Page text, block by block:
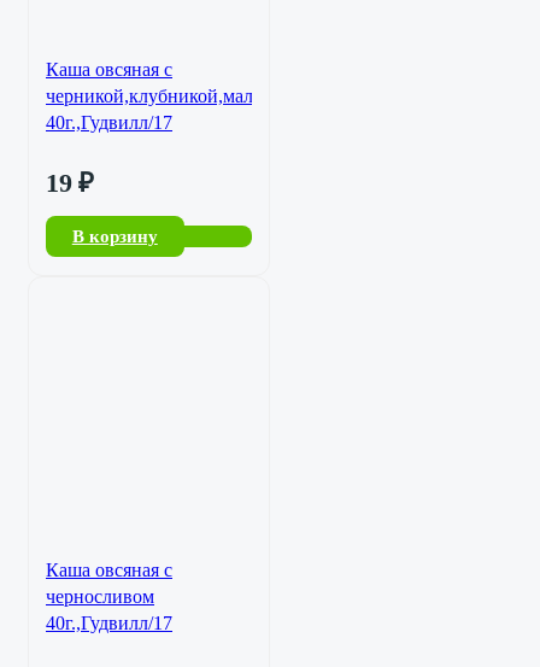
Каша овсяная с
черникой,клубникой,малиной
40г.,Гудвилл/17
19 ₽
В корзину
Каша овсяная с
черносливом
40г.,Гудвилл/17